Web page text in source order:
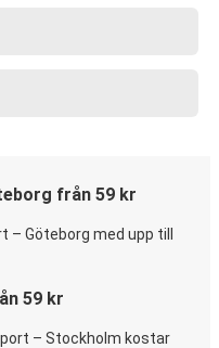
från 59 kr
– Göteborg med upp till
59 kr
– Stockholm kostar